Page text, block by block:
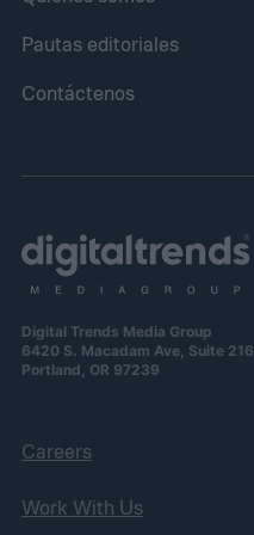
Pautas editoriales
Contáctenos
Digital Trends Media Group
6420 S. Macadam Ave, Suite 216
Portland, OR 97239
Careers
Work With Us